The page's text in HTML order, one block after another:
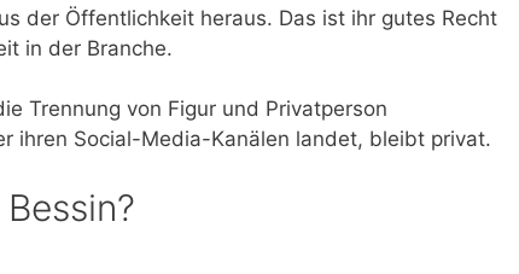
der Öffentlichkeit heraus. Das ist ihr gutes Recht
in der Branche.
Trennung von Figur und Privatperson
ihren Social-Media-Kanälen landet, bleibt privat.